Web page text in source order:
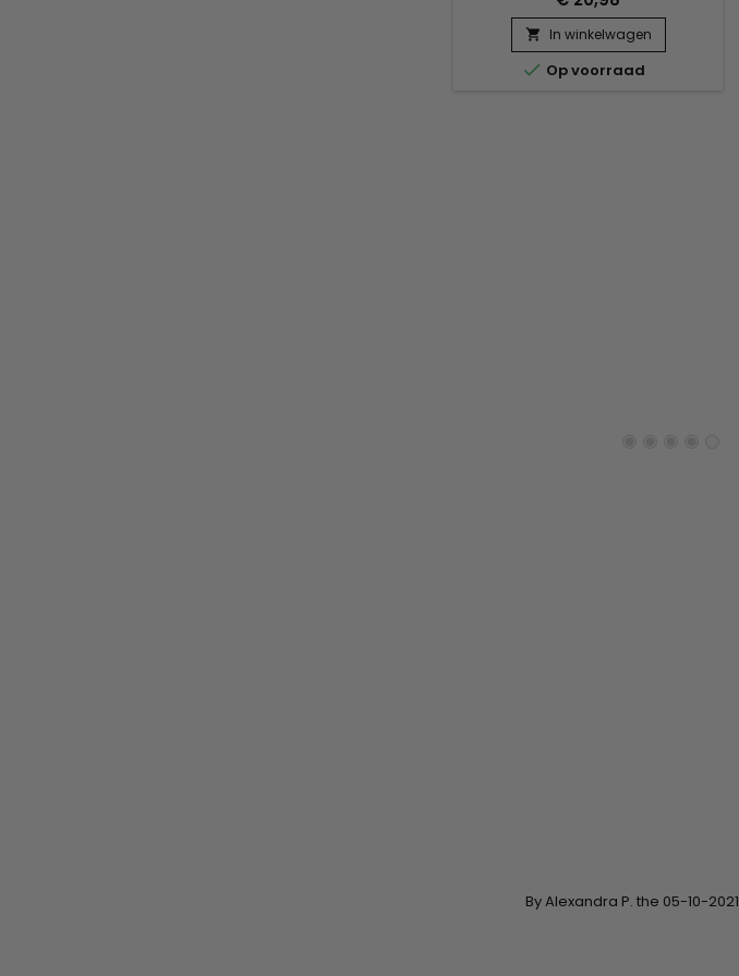
met een combinatie van krachtige
actieve ingrediënten. Affirm
Nourishing Shampoo bevat
Ceramide NP en Copper
 In winkelwagen
 Op voorraad
By Alexandra P. the 05-10-2021